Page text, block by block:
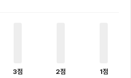
3점 2점 1점